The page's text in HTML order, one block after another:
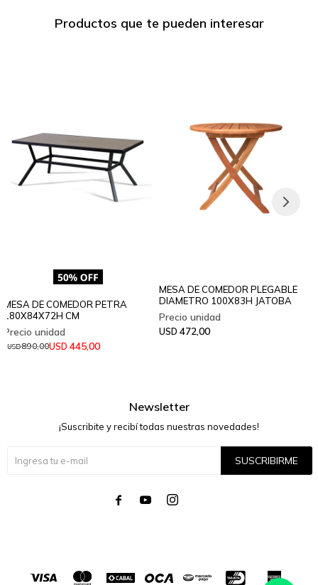
Productos que te pueden interesar
MESA DE COMEDOR PETRA
180X84X72H CM
USD 445,00
USD890,00
MESA DE COMEDOR PLEGABLE
DIAMETRO 100X83H JATOBA
USD 472,00
Newsletter
¡Suscribite y recibí todas nuestras novedades!
SUSCRIBIRME
  